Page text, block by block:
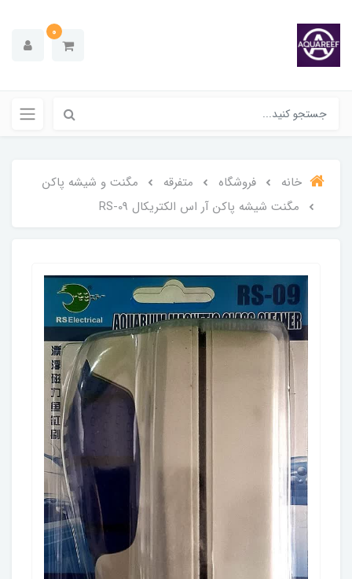
0
خانه فروشگاه متفرقه
مگنت و شیشه پاکن
مگنت شیشه پاکن آر اس الکتریکال RS-09